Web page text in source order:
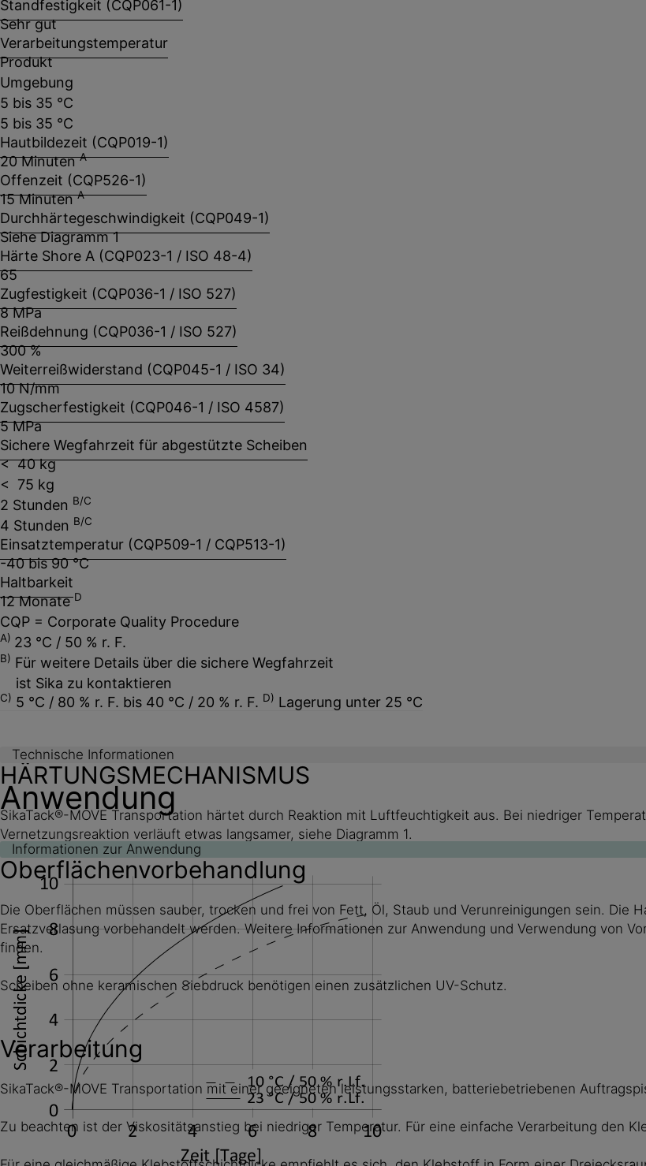
Standfestigkeit (CQP061-1)
Sehr gut
Verarbeitungstemperatur
Produkt
Umgebung
5 bis 35 °C
5 bis 35 °C
Hautbildezeit (CQP019-1)
20 MinutenA
Offenzeit (CQP526-1)
15 MinutenA
Durchhärtegeschwindigkeit (CQP049-1)
Siehe Diagramm 1
Härte Shore A (CQP023-1 / ISO 48-4)
65
Zugfestigkeit (CQP036-1 / ISO 527)
8 MPa
Reißdehnung (CQP036-1 / ISO 527)
300 %
Weiterreißwiderstand (CQP045-1 / ISO 34)
10 N/mm
Zugscherfestigkeit (CQP046-1 / ISO 4587)
5 MPa
Sichere Wegfahrzeit für abgestützte Scheiben
< 40 kg
< 75 kg
2 Stunden B/C
4 Stunden B/C
Einsatztemperatur (CQP509-1 / CQP513-1)
-40 bis 90 °C
Haltbarkeit
12 MonateD
CQP = Corporate Quality Procedure
A) 23 °C / 50 % r. F.
B) Für weitere Details über die sichere Wegfahrzeit
ist Sika zu kontaktieren
C) 5 °C / 80 % r. F. bis 40 °C / 20 % r. F. D) Lagerung unter 25 °C
Technische Informationen
HÄRTUNGSMECHANISMUS
SikaTack®-MOVE Transportation härtet durch Reaktion mit Luftfeuchtigkeit aus. Bei niedriger
Vernetzungsreaktion verläuft etwas langsamer, siehe Diagramm 1.
Anwendung
Informationen zur Anwendung
Oberflächenvorbehandlung
Die Oberflächen müssen sauber, trocken und frei von Fett, Öl, Staub und Verunreinigungen sein. Die
Ersatzverlasung vorbehandelt werden. Weitere Informationen zur Anwendung und Verwendung von
finden.
Scheiben ohne keramischen Siebdruck benötigen einen zusätzlichen UV-Schutz.
Verarbeitung
SikaTack®-MOVE Transportation mit einer geeigneten leistungsstarken, batteriebetriebenen
Zu beachten ist der Viskositätsanstieg bei niedriger Temperatur. Für eine einfache Verarbeitung den